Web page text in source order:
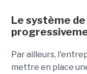
Le système
Par ailleurs,
mettre en place